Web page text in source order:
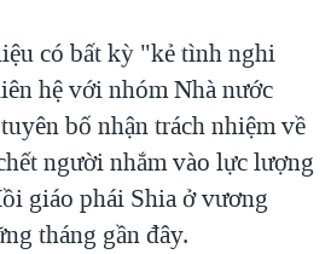
có bất kỳ "kẻ tình nghi
hệ với nhóm Nhà nước
bố nhận trách nhiệm về
người nhắm vào lực lượng
giáo phái Shia ở vương
tháng gần đây.